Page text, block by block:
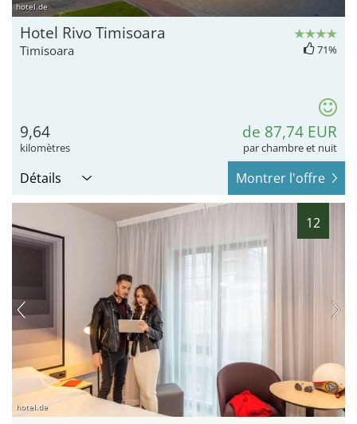
hotel.de
Hotel Rivo Timisoara
Timisoara 71%
9,64
kilomètres
de 87,74 EUR
par chambre et nuit
Détails Montrer l'offre
12
hotel.de